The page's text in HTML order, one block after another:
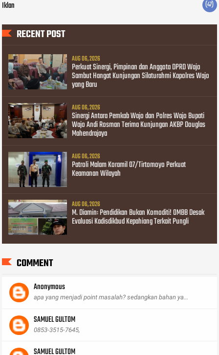
Iklan (47)
RECENT POST
AUG 06, 2026
Perkuat Sinergi, Pimpinan dan Anggota DPRD Wajo
Sambut Hangat Kunjungan Silaturahmi Kapolres Wajo
yang Baru
AUG 06, 2026
Sinergi Antara Pemkab Wajo dan Polres Wajo Bupati
Wajo Andi Rosman Terima Kunjungan AKBP Douglas
Mahendrajaya
AUG 06, 2026
Patroli Malam Koramil 07/Tirtomoyo Perkuat
Keamanan Wilayah
AUG 06, 2026
M. Diamin: Pendidikan Bukan Komoditi! OMBB Desak
Evaluasi Kadisdikbud Kepahiang Terkait Pungli
COMMENT
Anonymous
apa yang menjadi point masalah? sedangkan bahan ya...
SAMUEL GULTOM
0853-3515-7645,
SAMUEL GULTOM